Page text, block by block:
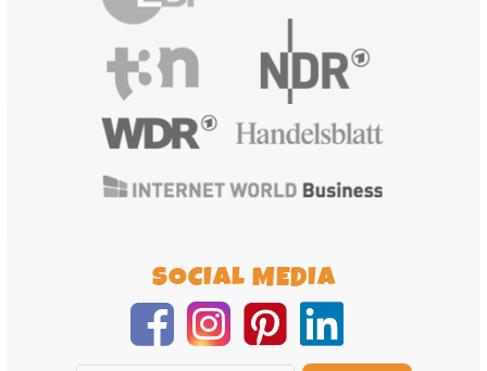
SOCIAL MEDIA